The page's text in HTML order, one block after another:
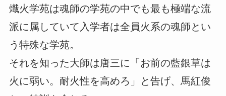
熾火学苑は魂師の学苑の中でも最も極端な流
派に属していて入学者は全員火系の魂師とい
う特殊な学苑。
それを知った大師は唐三に「お前の藍銀草は
火に弱い。耐火性を高めろ」と告げ、馬紅俊